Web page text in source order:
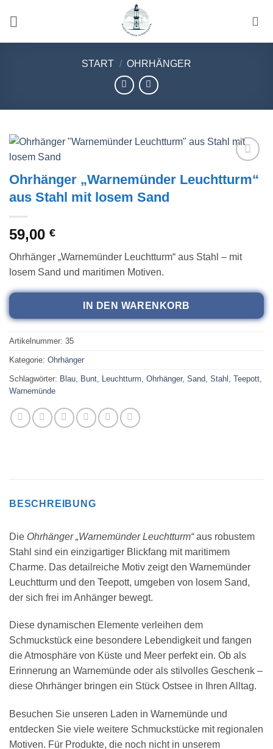
START / OHRHÄNGER
Ohrhänger „Warnemünder Leuchtturm“
aus Stahl mit losem Sand
59,00 €
Ohrhänger „Warnemünder Leuchtturm“ aus Stahl – mit
losem Sand und maritimen Motiven.
IN DEN WARENKORB
Artikelnummer: 35
Kategorie: Ohrhänger
Schlagwörter: Blau Bunt Leuchtturm Ohrhänger, Sand Stahl Teepott
Warnemünde
BESCHREIBUNG
Die Ohrhänger „Warnemünder Leuchtturm“aus robustem
Stahl sind ein einzigartiger Blickfang mit maritimem
Charme. Das detailreiche Motiv zeigt den Warnemünder
Leuchtturm und den Teepott, umgeben von losem Sand,
der sich frei im Anhänger bewegt.
Diese dynamischen Elemente verleihen dem
Schmuckstück eine besondere Lebendigkeit und fangen
die Atmosphäre von Küste und Meer perfekt ein. Ob als
Erinnerung an Warnemünde oder als stilvolles Geschenk –
diese Ohrhänger bringen ein Stück Ostsee in Ihren Alltag.
Besuchen Sie unseren Laden in Warnemünde und
entdecken Sie viele weitere Schmuckstücke mit regionalen
Motiven. Für Produkte, die noch nicht in unserem